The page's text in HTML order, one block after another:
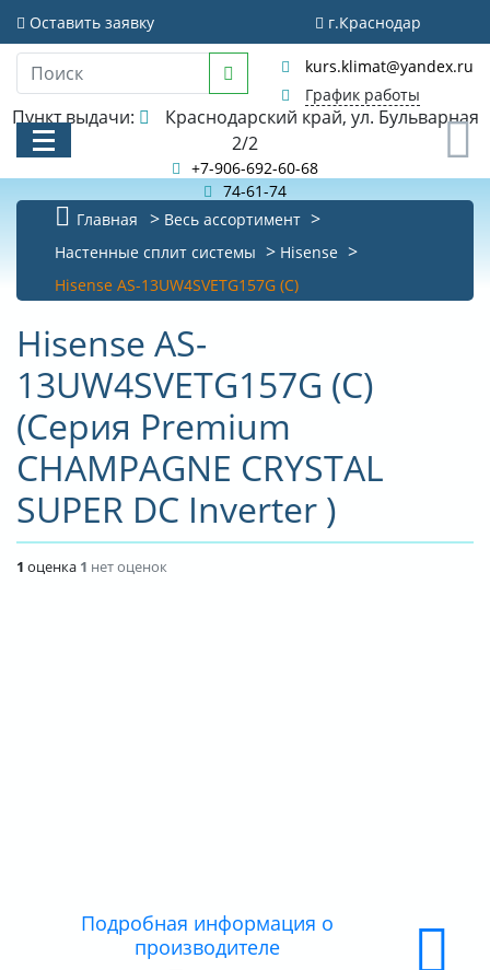
Оставить заявку г.Краснодар
kurs.klimat@yandex.ru
График работы
Пункт выдачи:
2/2
+7-906-692-60-68
74-61-74
КАТАЛОГ
АКЦИИ И РАСПРОДАЖИ
БИБЛИОТЕКА
НОВОСТИ
КОНТАКТЫ
О КОМПАНИИ
ДОСТАВКА
ОПЛАТА
Главная
Весь ассортимент
Настенные сплит системы
Hisense
Hisense AS-13UW4SVETG157G (C)
Hisense AS-
13UW4SVETG157G (C)
(Серия Premium
CHAMPAGNE CRYSTAL
SUPER DC Inverter )
1 оценка 1 нет оценок
Подробная информация о
производителе